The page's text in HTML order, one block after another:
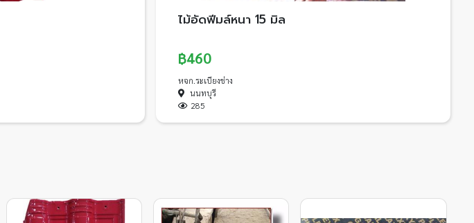
ไม้อัดฟีมล์หนา 15 มิล
฿460
หจก.ระเบียงช่าง
นนทบุรี
285